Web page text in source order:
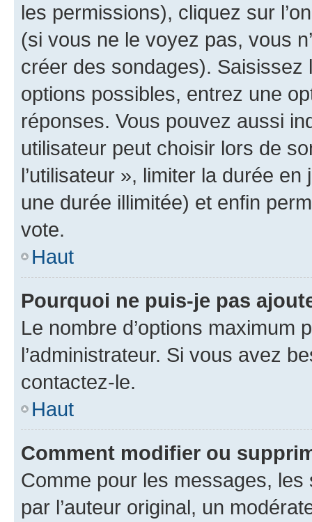
les permissions), cliquez sur
(si vous ne le voyez pas, vous
créer des sondages).
options possibles, entrez une
réponses. Vous pouvez aussi
utilisateur peut choisir lors de
l’utilisateur », limiter la durée
une durée illimitée) et enfin
vote.
Haut
Pourquoi ne puis-je pas
Le nombre d’options maximum
l’administrateur. Si vous avez
contactez-le.
Haut
Comment modifier ou
Comme pour les messages,
par l’auteur original, un